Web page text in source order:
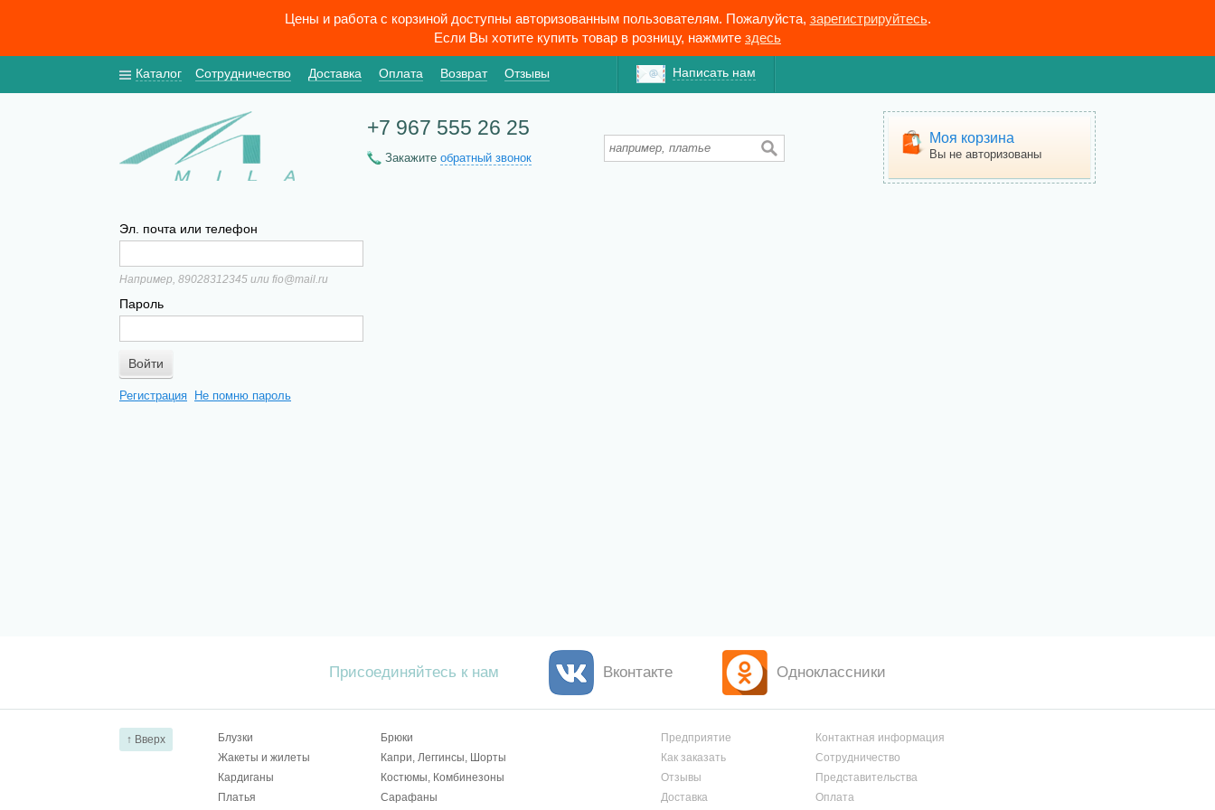
Цены и работа с корзиной доступны авторизованным пользователям. Пожалуйста, зарегистрируйтесь.
Если Вы хотите купить товар в розницу, нажмите здесь
Каталог Сотрудничество Доставка Оплата Возврат Отзывы Написать нам
+7 967 555 26 25
Закажите обратный звонок
Моя корзина
Вы не авторизованы
Эл. почта или телефон
Например, 89028312345 или fio@mail.ru
Пароль
Регистрация Не помню пароль
Присоединяйтесь к нам Вконтакте Одноклассники
↑ Вверх Блузки
Брюки
Жакеты и жилеты
Капри, Леггинсы, Шорты
Кардиганы
Костюмы, Комбинезоны
Платья
Сарафаны
Предприятие
Контактная информация
Как заказать
Сотрудничество
Отзывы
Представительства
Доставка
Оплата